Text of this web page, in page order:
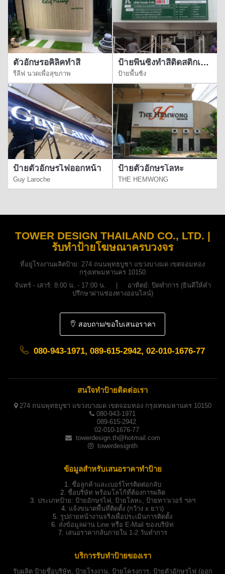
ตัวอักษรอคิลิคทำสี
รีลีฟ นวดเพื่อสุขภาพ
ป้ายพื้นซิงทำสีติดสติกเกอร์
ป้ายพื้นซิง
ป้ายตัวอักษรไฟออกหน้า
Guy Laroche
ป้ายตัวอักษรโลหะ
THE HEMWONG
TOWER DESIGN THAILAND CO., LTD. |
รับทำป้ายโฆษณาครบวงจร
ที่อยู่โรงงานผลิตป้าย: 274 ถนนพุทธบูชา แขวงบางมด เขตจอมทอง
กรุงเทพมหานคร 10150
จันทร์ - เสาร์: 8:00 น. - 17:00 น. | อาทิตย์: ปิดทำการ (ยินดีให้คำ
ปรึกษาผ่านช่องทางออนไลน์)
สอบถาม/ขอใบเสนอราคา
080-943-1971, 089-615-2942, 02-010-1676-77
สนใจทำป้ายติดต่อเรา
274 ถนนพุทธบูชา แขวงบางมด เขตจอมทอง กรุงเทพมหานคร 10150
080-943-1971
089-615-2942
02-010-1676-77
towerdesign.th@hotmail.com
towerdesignth
ข้อมูลสำหรับเสนอราคาทำป้าย
1. ชื่อลูกค้าและเบอร์โทรติดต่อกลับ
2. ชื่อบริษัท พร้อมโลโก้ที่ต้องการผลิต
3. ประเภทป้าย: ป้ายอักษรไฟ, ป้ายโลหะ, ป้ายทาวเวอร์ ฯลฯ
4. แจ้งขนาดพื้นที่ติดตั้ง (กว้าง x ยาว)
5. รูปถ่ายหน้างานจริงเพื่อประเมินการติดตั้ง
6. ส่งข้อมูลผ่าน Line หรือ E-Mail ของบริษัท
7. เสนอราคากลับภายใน 1-2 วันทำการ
บริการรับทำป้ายของเรา
รับผลิต ป้ายชื่อบริษัท, ป้ายโรงงาน, ป้ายโครงการ, ป้ายตัวอักษรไฟ (ออก